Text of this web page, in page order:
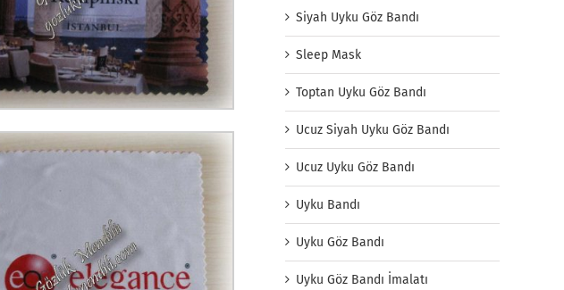
Siyah Uyku Göz Bandı
Sleep Mask
Toptan Uyku Göz Bandı
Ucuz Siyah Uyku Göz Bandı
Ucuz Uyku Göz Bandı
Uyku Bandı
Uyku Göz Bandı
Uyku Göz Bandı İmalatı